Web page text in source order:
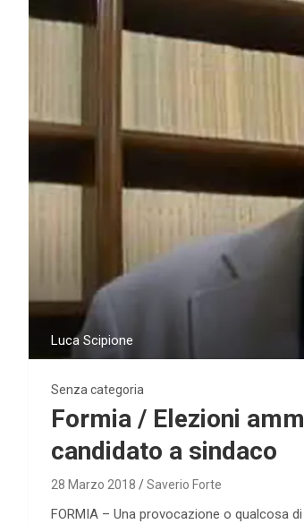
Luca Scipione
Senza categoria
Formia / Elezioni
candidato a sindaco
28 Marzo 2018 Saverio Forte
FORMIA – Una provocazione o qualcosa